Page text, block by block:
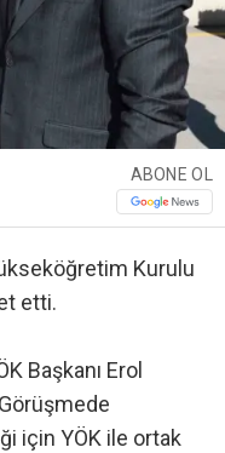
ABONE OL
Kurulu
etti.
Başkanı Erol
için YÖK ile ortak